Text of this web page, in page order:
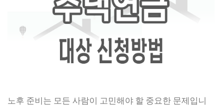
노후 준비는 모든 사람이 고민해야 할 중요한 문제입니